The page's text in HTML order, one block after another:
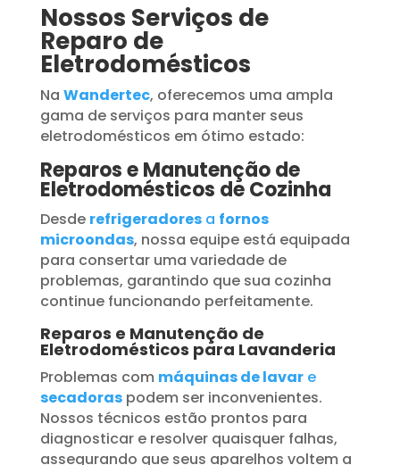
Nossos Serviços de
Reparo de
Eletrodomésticos
Na Wandertec, oferecemos uma ampla
gama de serviços para manter seus
eletrodomésticos em ótimo estado:
Reparos e Manutenção de
Eletrodomésticos de Cozinha
Desde refrigeradoresa fornos
microondas, nossa equipe está equipada
para consertar uma variedade de
problemas, garantindo que sua cozinha
continue funcionando perfeitamente.
Reparos e Manutenção de
Eletrodomésticos para Lavanderia
Problemas com máquinas de lavare
secadoraspodem ser inconvenientes.
Nossos técnicos estão prontos para
diagnosticar e resolver quaisquer falhas,
assegurando que seus aparelhos voltem a